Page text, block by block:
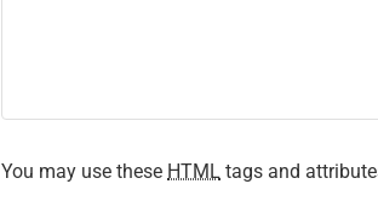
i
o
You may use these HTML tags and